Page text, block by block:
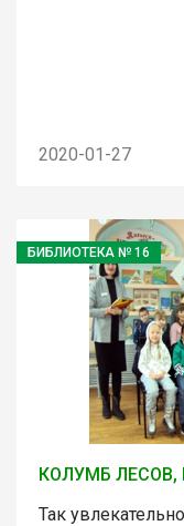
2020-01-27
БИБЛИОТЕКА № 16
КОЛУМБ ЛЕСОВ,
Так